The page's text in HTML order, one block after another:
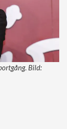
Bild: